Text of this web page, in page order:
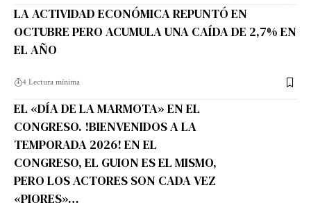
LA ACTIVIDAD ECONÓMICA REPUNTÓ EN
OCTUBRE PERO ACUMULA UNA CAÍDA DE 2,7% EN
EL AÑO
4 Lectura mínima
EL «DÍA DE LA MARMOTA» EN EL
CONGRESO. !BIENVENIDOS A LA
TEMPORADA 2026! EN EL
CONGRESO, EL GUION ES EL MISMO,
PERO LOS ACTORES SON CADA VEZ
«PIORES»…